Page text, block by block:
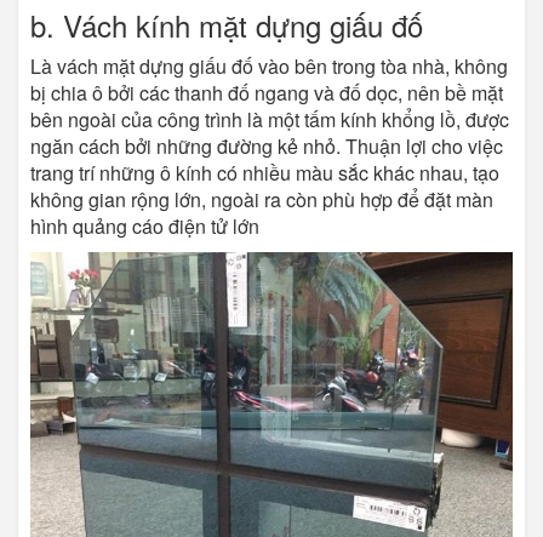
b. Vách kính mặt dựng giấu đố
Là vách mặt dựng giấu đố vào bên trong tòa nhà, không
bị chia ô bởi các thanh đố ngang và đố dọc, nên bề mặt
bên ngoài của công trình là một tấm kính khổng lồ, được
ngăn cách bởi những đường kẻ nhỏ. Thuận lợi cho việc
trang trí những ô kính có nhiều màu sắc khác nhau, tạo
không gian rộng lớn, ngoài ra còn phù hợp để đặt màn
hình quảng cáo điện tử lớn